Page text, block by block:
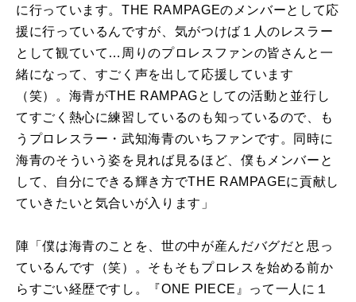
に行っています。THE RAMPAGEのメンバーとして応
援に行っているんですが、気がつけば１人のレスラー
として観ていて…周りのプロレスファンの皆さんと一
緒になって、すごく声を出して応援しています
（笑）。海青がTHE RAMPAGとしての活動と並行し
てすごく熱心に練習しているのも知っているので、も
うプロレスラー・武知海青のいちファンです。同時に
海青のそういう姿を見れば見るほど、僕もメンバーと
して、自分にできる輝き方でTHE RAMPAGEに貢献し
ていきたいと気合いが入ります」
陣「僕は海青のことを、世の中が産んだバグだと思っ
ているんです（笑）。そもそもプロレスを始める前か
らすごい経歴ですし。『ONE PIECE 』って一人に１